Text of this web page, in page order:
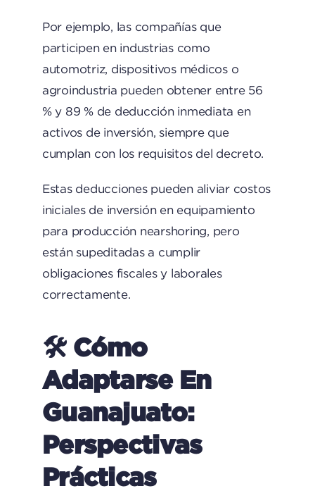
Por ejemplo, las compañías que
participen en industrias como
automotriz, dispositivos médicos o
agroindustria pueden obtener entre 56
% y 89 % de deducción inmediata en
activos de inversión, siempre que
cumplan con los requisitos del decreto.
Estas deducciones pueden aliviar costos
iniciales de inversión en equipamiento
para producción nearshoring, pero
están supeditadas a cumplir
obligaciones fiscales y laborales
correctamente.
🛠 Cómo
Adaptarse En
Guanajuato:
Perspectivas
Prácticas